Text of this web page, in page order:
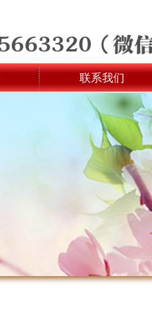
联系我们